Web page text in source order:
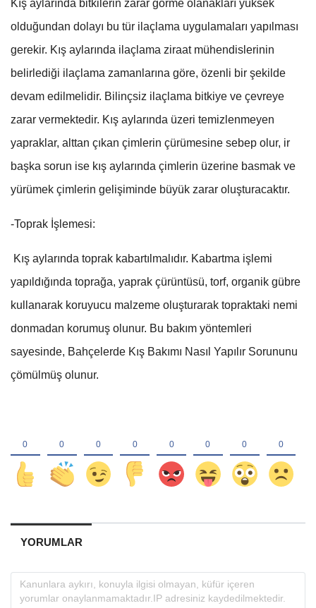
Kış aylarında bitkilerin zarar görme olanakları yüksek
olduğundan dolayı bu tür ilaçlama uygulamaları yapılması
gerekir. Kış aylarında ilaçlama ziraat mühendislerinin
belirlediği ilaçlama zamanlarına göre, özenli bir şekilde
devam edilmelidir. Bilinçsiz ilaçlama bitkiye ve çevreye
zarar vermektedir. Kış aylarında üzeri temizlenmeyen
yapraklar, alttan çıkan çimlerin çürümesine sebep olur, ir
başka sorun ise kış aylarında çimlerin üzerine basmak ve
yürümek çimlerin gelişiminde büyük zarar oluşturacaktır.
-Toprak İşlemesi:
Kış aylarında toprak kabartılmalıdır. Kabartma işlemi
yapıldığında toprağa, yaprak çürüntüsü, torf, organik gübre
kullanarak koruyucu malzeme oluşturarak topraktaki nemi
donmadan korumuş olunur. Bu bakım yöntemleri
sayesinde, Bahçelerde Kış Bakımı Nasıl Yapılır Sorununu
çömülmüş olunur.
YORUMLAR